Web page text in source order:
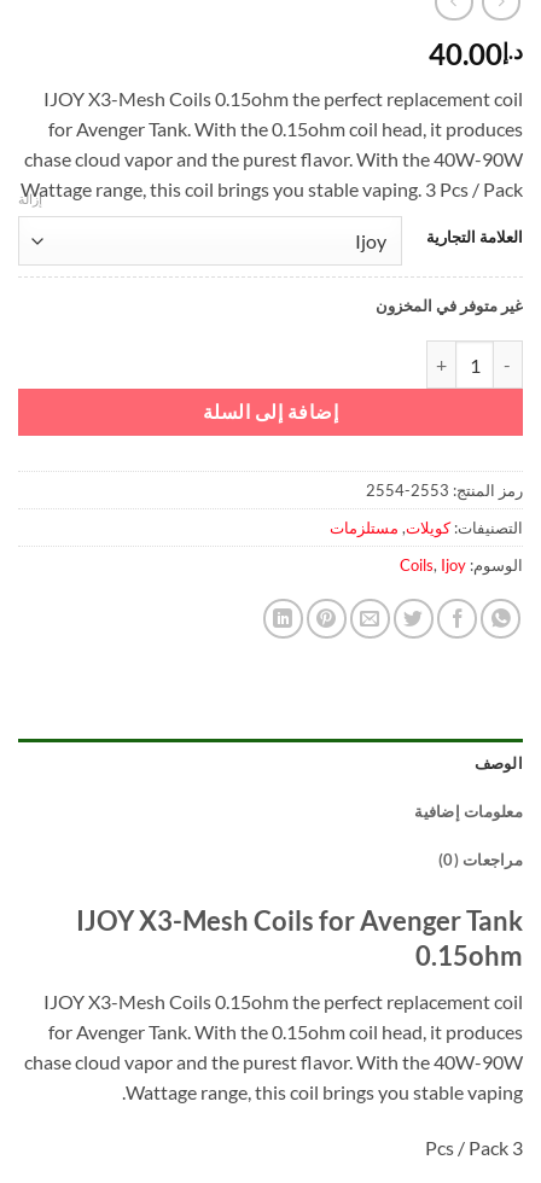
د.إ40.00
IJOY X3-Mesh Coils 0.15ohm the perfect replacement coil
for Avenger Tank. With the 0.15ohm coil head, it produces
chase cloud vapor and the purest flavor. With the 40W-90W
Wattage range, this coil brings you stable vaping. 3 Pcs / Pack
العلامة التجارية
إزالة
غير متوفر في المخزون
إضافة إلى السلة
رمز المنتج: 2553-2554
التصنيفات:كويلات, مستلزمات
الوسوم:
Coils, Ijoy
الوصف
معلومات إضافية
مراجعات (0)
IJOY X3-Mesh Coils for Avenger Tank
0.15ohm
IJOY X3-Mesh Coils 0.15ohm the perfect replacement coil
for Avenger Tank. With the 0.15ohm coil head, it produces
chase cloud vapor and the purest flavor. With the 40W-90W
Wattage range, this coil brings you stable vaping.
3 Pcs / Pack